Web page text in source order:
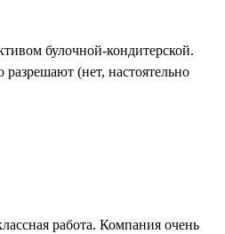
булочной-кондитерской.
(нет, настоятельно
работа. Компания очень